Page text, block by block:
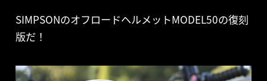
SIMPSONのオフロードヘルメットMODEL50の復刻
版だ！